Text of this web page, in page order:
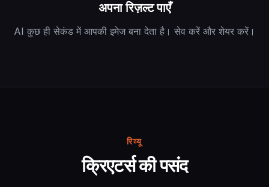
अपना रिज़ल्ट पाएँ
AI कुछ ही सेकंड में आपकी इमेज बना देता है। सेव करें और शेयर करें।
रिव्यू
क्रिएटर्स की पसंद